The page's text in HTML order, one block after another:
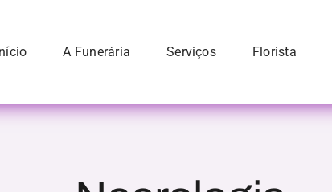
A Funerária Serviços Florista